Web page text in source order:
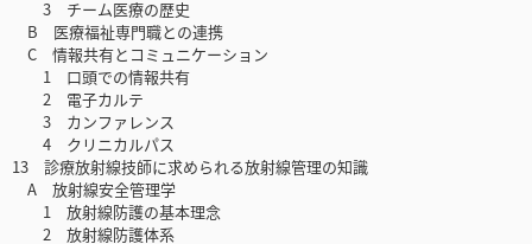
3 チーム医療の歴史
B 医療福祉専門職との連携
C 情報共有とコミュニケーション
1 口頭での情報共有
2 電子カルテ
3 カンファレンス
4 クリニカルパス
13 診療放射線技師に求められる放射線管理の知識
A 放射線安全管理学
1 放射線防護の基本理念
2 放射線防護体系